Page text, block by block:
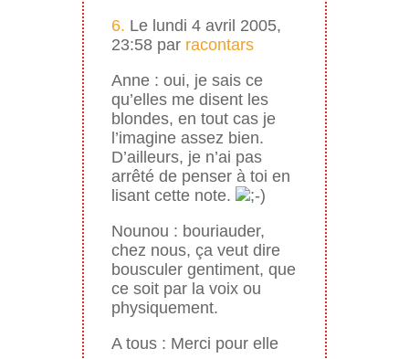
6. Le lundi 4 avril 2005,
23:58 par racontars
Anne : oui, je sais ce
qu’elles me disent les
blondes, en tout cas je
l’imagine assez bien.
D’ailleurs, je n’ai pas
arrêté de penser à toi en
lisant cette note.
Nounou : bouriauder,
chez nous, ça veut dire
bousculer gentiment, que
ce soit par la voix ou
physiquement.
A tous : Merci pour elle